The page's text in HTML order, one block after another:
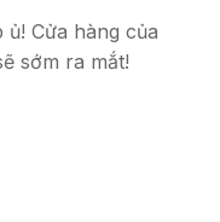
Cửa hàng của
sớm ra mắt!